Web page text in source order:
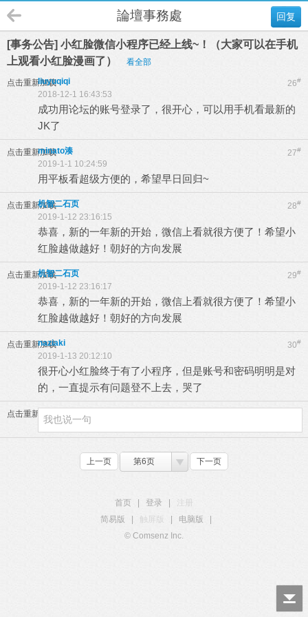
回复
論壇事務處
[事务公告] 小红脸微信小程序已经上线~！（大家可以在手机
上观看小红脸漫画了）
看全部
点击重新加载 26#
liuyuqiqi
2018-12-1 16:43:53
成功用论坛的账号登录了，很开心，可以用手机看最新的
JK了
点击重新加载 27#
minato湊
2019-1-1 10:24:59
用平板看超级方便的，希望早日回归~
点击重新加载 28#
机智二石页
2019-1-12 23:16:15
恭喜，新的一年新的开始，微信上看就很方便了！希望小
红脸越做越好！朝好的方向发展
点击重新加载 29#
机智二石页
2019-1-12 23:16:17
恭喜，新的一年新的开始，微信上看就很方便了！希望小
红脸越做越好！朝好的方向发展
点击重新加载 30#
naziaki
2019-1-13 20:12:10
很开心小红脸终于有了小程序，但是账号和密码明明是对
的，一直提示有问题登不上去，哭了
点击重新加载
上一页 第6页 下一页
首页 登录
简易版
触屏版 电脑版
© Comsenz Inc.